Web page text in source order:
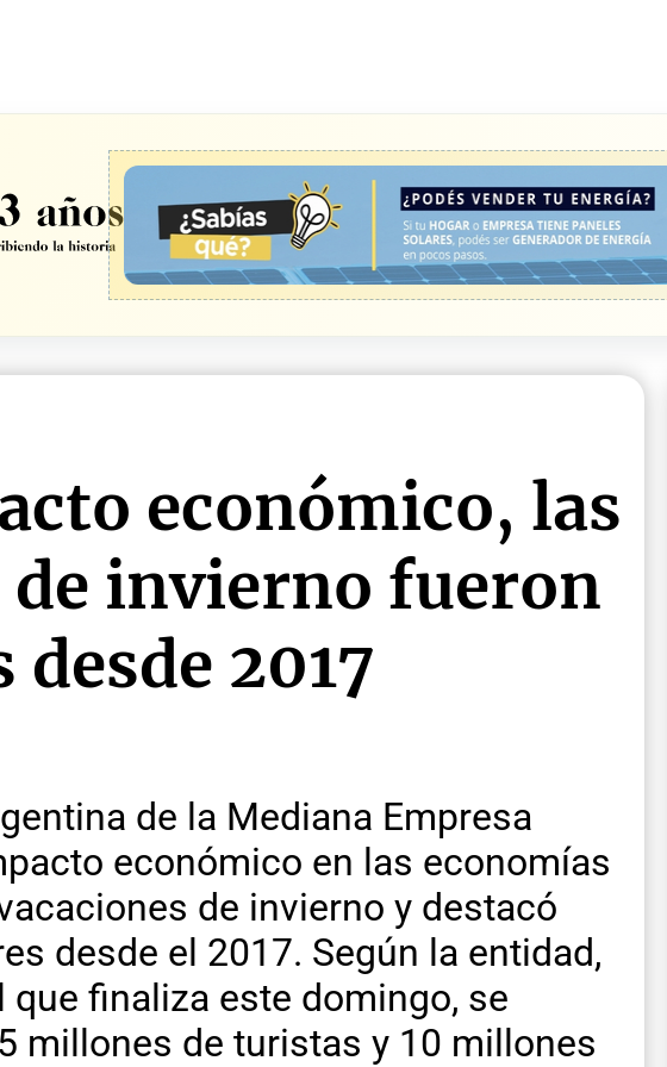
económico, las
de invierno fueron
2017
de la Mediana Empresa
económico en las economías
de invierno y destacó
desde el 2017. Según la entidad,
que finaliza este domingo, se
millones de turistas y 10 millones